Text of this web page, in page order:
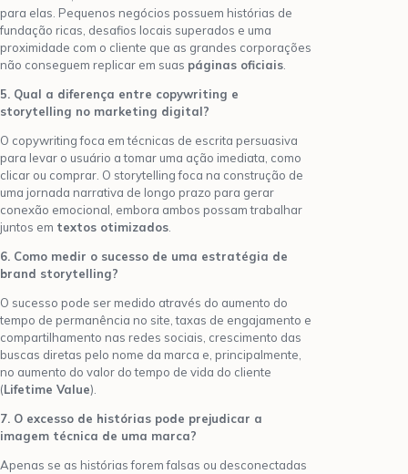
para elas. Pequenos negócios possuem histórias de
fundação ricas, desafios locais superados e uma
proximidade com o cliente que as grandes corporações
não conseguem replicar em suas páginas oficiais
5. Qual a diferença entre copywriting e
storytelling no marketing digital?
O copywriting foca em técnicas de escrita persuasiva
para levar o usuário a tomar uma ação imediata, como
clicar ou comprar. O storytelling foca na construção de
uma jornada narrativa de longo prazo para gerar
conexão emocional, embora ambos possam trabalhar
juntos em textos otimizados
6. Como medir o sucesso de uma estratégia de
brand storytelling?
O sucesso pode ser medido através do aumento do
tempo de permanência no site, taxas de engajamento e
compartilhamento nas redes sociais, crescimento das
buscas diretas pelo nome da marca e, principalmente,
no aumento do valor do tempo de vida do cliente
(Lifetime Value).
7. O excesso de histórias pode prejudicar a
imagem técnica de uma marca?
Apenas se as histórias forem falsas ou desconectadas